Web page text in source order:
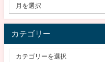
カテゴリー